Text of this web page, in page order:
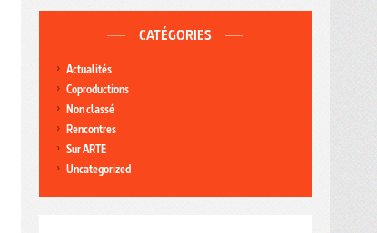
CATÉGORIES
Actualités
Coproductions
Non classé
Rencontres
Sur ARTE
Uncategorized